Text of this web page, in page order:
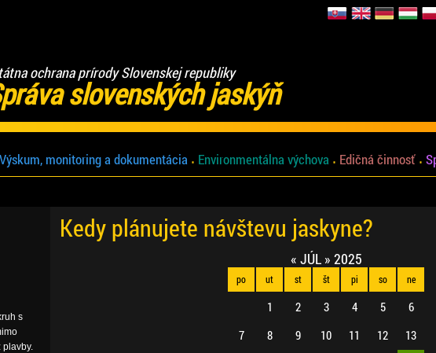
ochrana prírody Slovenskej republiky
slovenských jaskýň
Výskum, monitoring a dokumentácia Environmentálna výchova Edičná činnosť
Kedy plánujete návštevu jaskyne?
« JÚL » 2025
po ut st št pi so ne
1 2 3 4 5
6
7
8 9 10 11 12
13
s
plavby.